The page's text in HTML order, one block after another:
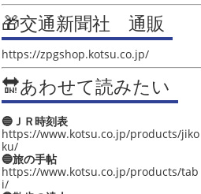
🎁交通新聞社 通販
https://zpgshop.kotsu.co.jp/
🔛あわせて読みたい
🔵ＪＲ時刻表
https://www.kotsu.co.jp/products/jiko
ku/
🔵旅の手帖
https://www.kotsu.co.jp/products/tab
i/